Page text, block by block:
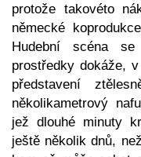
protože takovéto
německé
Hudební scéna se
prostředky dokáže,
představení
několikametrový
jež dlouhé minuty
ještě několik dnů,